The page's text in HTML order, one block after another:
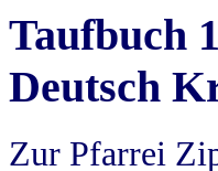
Taufbuch
Deutsch
Zur Pfarrei